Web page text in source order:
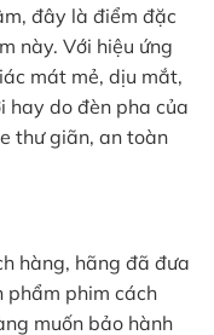
đây là điểm đặc
này. Với hiệu ứng
mát mẻ, dịu mắt,
hay do đèn pha của
thư giãn, an toàn
hàng, hãng đã đưa
phẩm phim cách
muốn bảo hành